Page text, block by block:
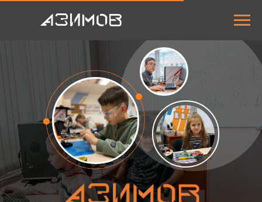
НАШИ КУРСЫ
СТОИМОСТЬ
ЗАНЯТИЙ
ЗАКАЗАТЬ ЗВОНОК